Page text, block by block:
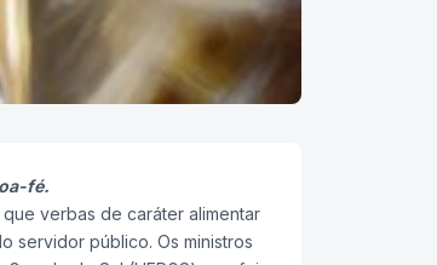
fé.
verbas de caráter alimentar
servidor público. Os ministros